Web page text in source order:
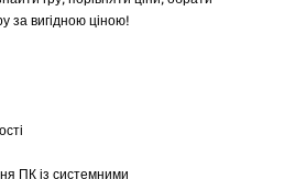
за вигідною ціною!
ПК із системними